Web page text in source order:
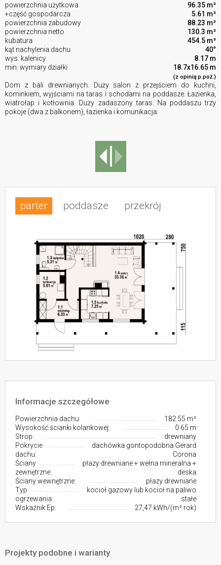
powierzchnia użytkowa
96.35 m²
+część gospodarcza
5.61 m²
powierzchnia zabudowy
88.23 m²
powierzchnia netto
130.3 m²
kubatura
454.5 m³
kąt nachylenia dachu
40°
wys. kalenicy
8.17 m
min. wymiary działki
18.7x16.65 m
(z opinią p.poż.)
Dom z bali drewnianych. Duży salon z przejściem do kuchni,
kominkiem, wyjściami na taras i schodami na poddasze. Łazienka,
wiatrołap i kotłownia. Duży zadaszony taras. Na poddaszu trzy
pokoje (dwa z balkonem), łazienka i komunikacja.
parter poddasze przekrój
Informacje szczegółowe
Powierzchnia dachu:
182.55 m²
Wysokość ścianki kolankowej:
0.65 m
Strop:
drewniany
Pokrycie
dachu:
dachówka gontopodobna Gerard
Corona
Ściany
zewnętrzne:
płazy drewniane + wełna mineralna +
deska
Ściany wewnętrzne:
płazy drewniane
Typ
ogrzewania:
kocioł gazowy lub kocioł na paliwo
stałe
Wskaźnik Ep:
27,47 kWh/(m²·rok)
Projekty podobne i warianty